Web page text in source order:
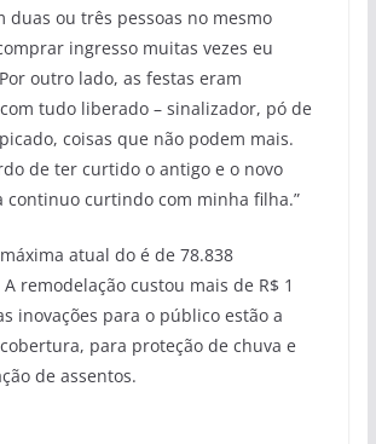
duas ou três pessoas no mesmo
ingresso muitas vezes eu
outro lado, as festas eram
tudo liberado – sinalizador, pó de
coisas que não podem mais.
de ter curtido o antigo e o novo
continuo curtindo com minha filha.”
atual do é de 78.838
remodelação custou mais de R$ 1
inovações para o público estão a
para proteção de chuva e
de assentos.